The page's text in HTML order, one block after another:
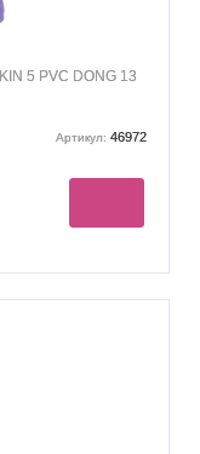
5 PVC DONG 13
Артикул: 46972